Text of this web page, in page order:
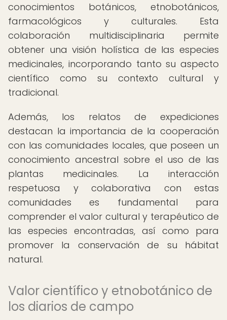
conocimientos botánicos, etnobotánicos,
farmacológicos y culturales. Esta
colaboración multidisciplinaria permite
obtener una visión holística de las especies
medicinales, incorporando tanto su aspecto
científico como su contexto cultural y
tradicional.
Además, los relatos de expediciones
destacan la importancia de la cooperación
con las comunidades locales, que poseen un
conocimiento ancestral sobre el uso de las
plantas medicinales. La interacción
respetuosa y colaborativa con estas
comunidades es fundamental para
comprender el valor cultural y terapéutico de
las especies encontradas, así como para
promover la conservación de su hábitat
natural.
Valor científico y etnobotánico de
los diarios de campo